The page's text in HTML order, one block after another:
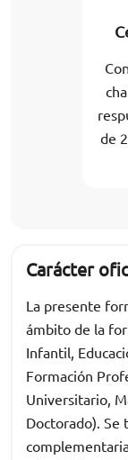
de
Carácter
La presente
ámbito de la
Infantil,
Formación
Universitario,
Doctorado). Se